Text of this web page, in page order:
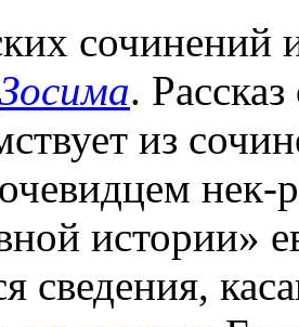
сочинений
Зосима.
из
истории»
сведения,